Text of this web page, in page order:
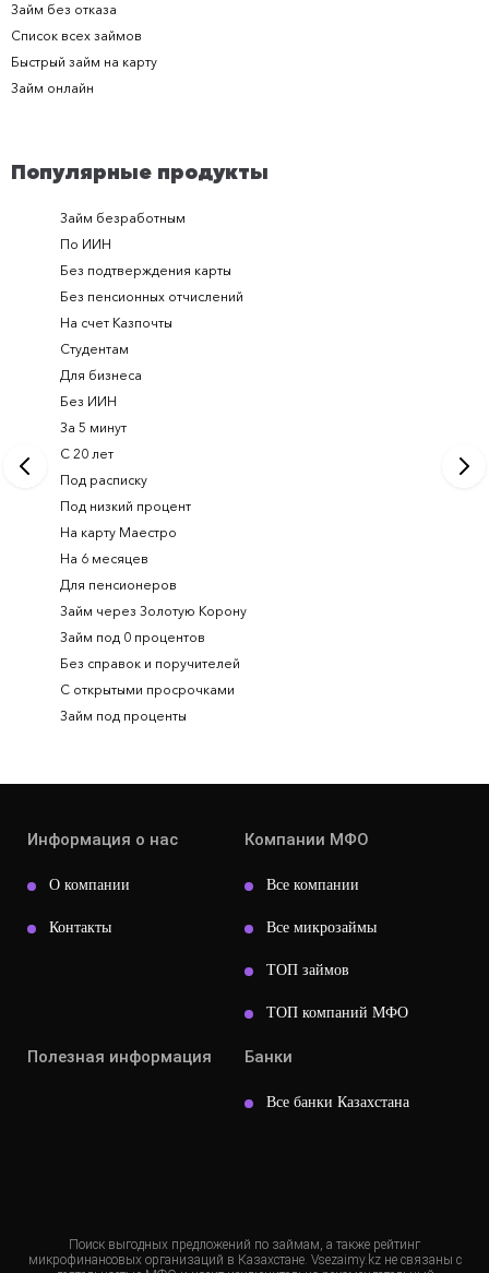
Займ без отказа
Список всех займов
Быстрый займ на карту
Займ онлайн
Популярные продукты
Займ безработным
По ИИН
Без подтверждения карты
Без пенсионных отчислений
На счет Казпочты
Студентам
Для бизнеса
Без ИИН
За 5 минут
С 20 лет
Под расписку
Под низкий процент
На карту Маестро
На 6 месяцев
Для пенсионеров
Займ через Золотую Корону
Займ под 0 процентов
Без справок и поручителей
С открытыми просрочками
Займ под проценты
Займ на
Займ
Информация о нас
О компании
Контакты
Компании МФО
Все компании
Все микрозаймы
ТОП займов
ТОП компаний МФО
Полезная информация Банки
Все банки Казахстана
Поиск выгодных предложений по займам, а также рейтинг
микрофинансовых организаций в Казахстане. Vsezaimy.kz не связаны с